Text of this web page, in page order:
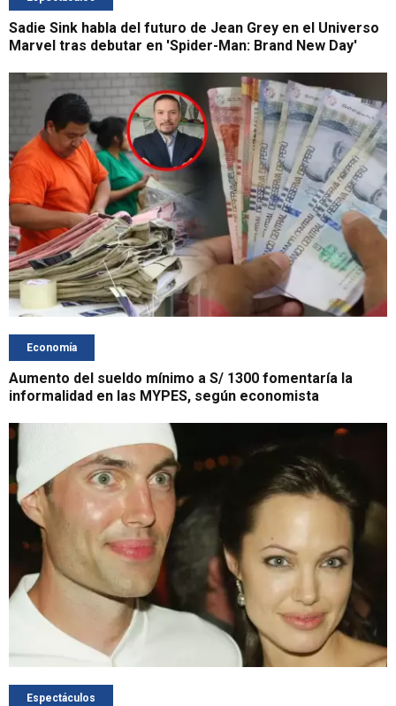
Sadie Sink habla del futuro de Jean Grey en el Universo
Marvel tras debutar en 'Spider-Man: Brand New Day'
Economía
Aumento del sueldo mínimo a S/ 1300 fomentaría la
informalidad en las MYPES, según economista
Espectáculos